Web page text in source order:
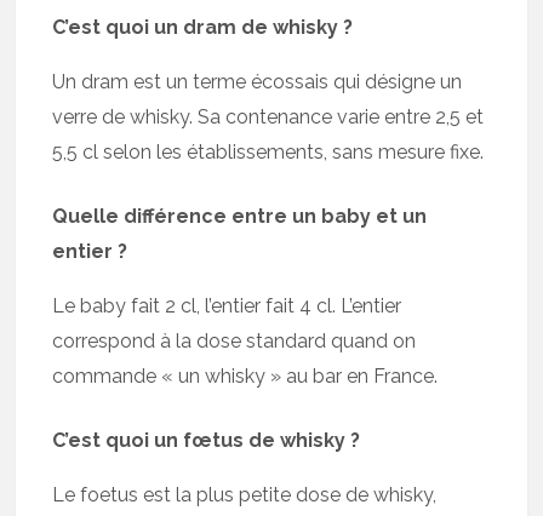
C’est quoi un dram de whisky ?
Un dram est un terme écossais qui désigne un
verre de whisky. Sa contenance varie entre 2,5 et
5,5 cl selon les établissements, sans mesure fixe.
Quelle différence entre un baby et un
entier ?
Le baby fait 2 cl, l’entier fait 4 cl. L’entier
correspond à la dose standard quand on
commande « un whisky » au bar en France.
C’est quoi un fœtus de whisky ?
Le foetus est la plus petite dose de whisky,